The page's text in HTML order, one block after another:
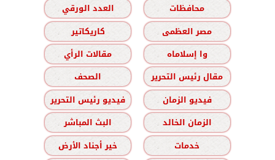
محافظات
العدد الورقي
مصر العظمى
كاريكاتير
وا إسلاماه
مقالات الرأي
مقال رئيس التحرير
الصحف
فيديو الزمان
فيديو رئيس التحرير
الزمان الخالد
البث المباشر
خدمات
خير أجناد الأرض